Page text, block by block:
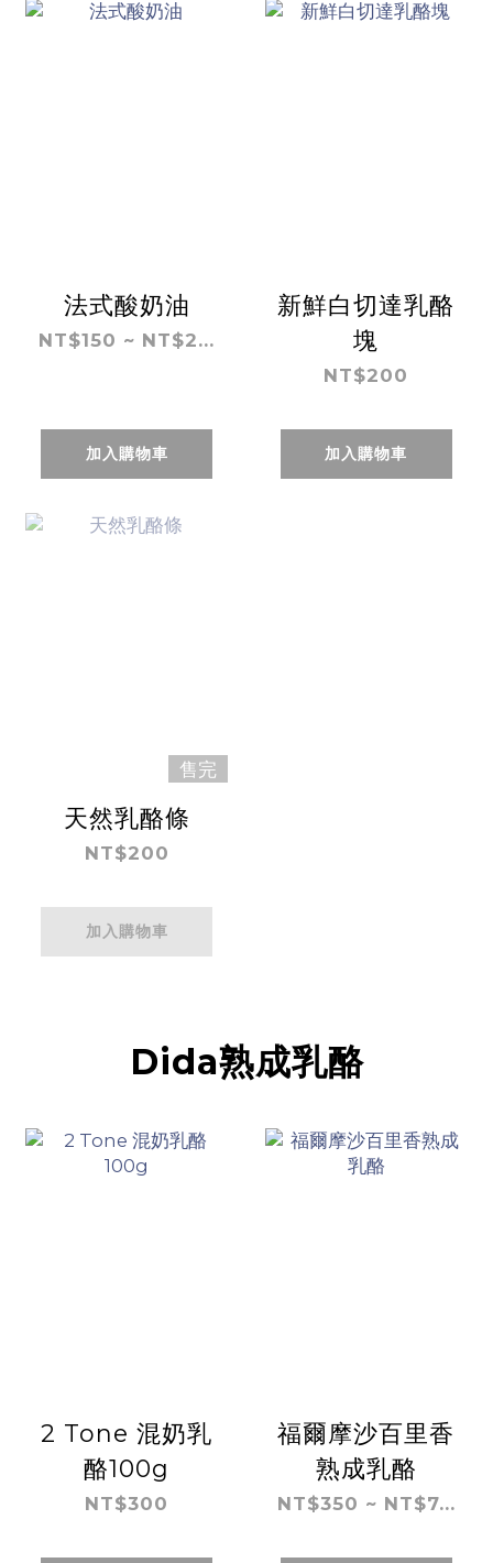
法式酸奶油
NT$150 ~ NT$2...
加入購物車
新鮮白切達乳酪
塊
NT$200
加入購物車
售完
天然乳酪條
NT$200
加入購物車
Dida熟成乳酪
2 Tone 混奶乳
酪100g
NT$300
福爾摩沙百里香
熟成乳酪
NT$350 ~ NT$7...